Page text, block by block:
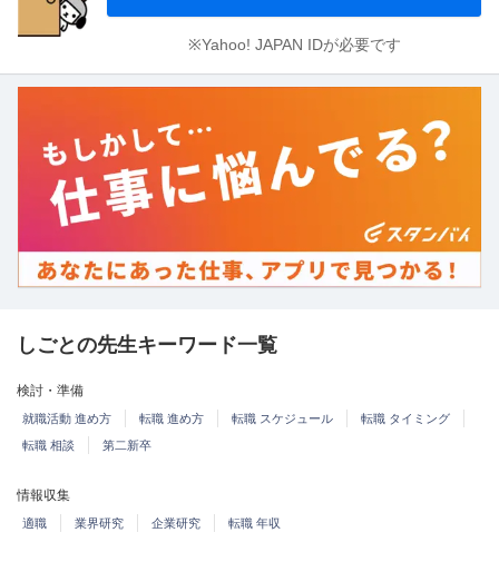
※Yahoo! JAPAN IDが必要です
しごとの先生キーワード一覧
検討・準備
就職活動 進め方 転職 進め方 転職 スケジュール
転職 タイミング
転職 相談
第二新卒
情報収集
適職 業界研究 企業研究 転職 年収